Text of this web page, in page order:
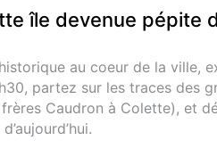
île devenue pépite
au coeur de la ville,
partez sur les traces des
frères Caudron à Colette), et